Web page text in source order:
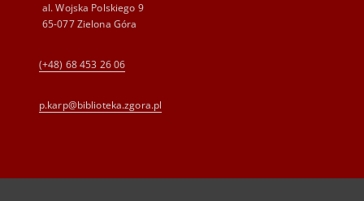
al. Wojska Polskiego 9
65-077 Zielona Góra
(+48) 68 453 26 06
p.karp@biblioteka.zgora.pl